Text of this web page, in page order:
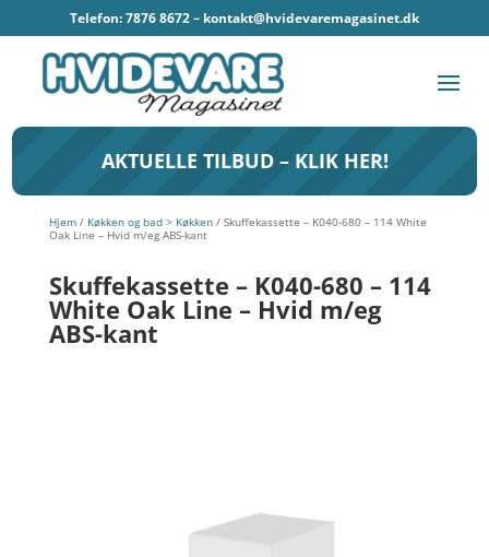
Telefon: 7876 8672 – kontakt@hvidevaremagasinet.dk
AKTUELLE TILBUD – KLIK HER!
Hjem/ Køkken og bad > Køkken/ Skuffekassette – K040-680 – 114 White
Oak Line – Hvid m/eg ABS-kant
Skuffekassette – K040-680 – 114
White Oak Line – Hvid m/eg
ABS-kant